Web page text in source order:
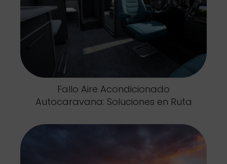
Fallo Aire Acondicionado
Autocaravana: Soluciones en Ruta